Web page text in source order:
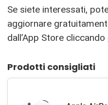
Se siete interessati,
aggiornare
dall’App Store cliccando
Prodotti consigliati